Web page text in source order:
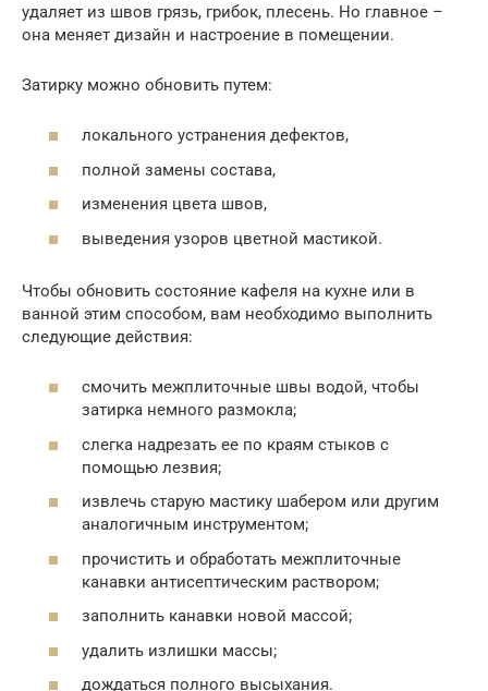
удаляет из швов грязь, грибок, плесень. Но главное –
она меняет дизайн и настроение в помещении.
Затирку можно обновить путем:
локального устранения дефектов,
полной замены состава,
изменения цвета швов,
выведения узоров цветной мастикой.
Чтобы обновить состояние кафеля на кухне или в
ванной этим способом, вам необходимо выполнить
следующие действия:
смочить межплиточные швы водой, чтобы
затирка немного размокла;
слегка надрезать ее по краям стыков с
помощью лезвия;
извлечь старую мастику шабером или другим
аналогичным инструментом;
прочистить и обработать межплиточные
канавки антисептическим раствором;
заполнить канавки новой массой;
удалить излишки массы;
дождаться полного высыхания.